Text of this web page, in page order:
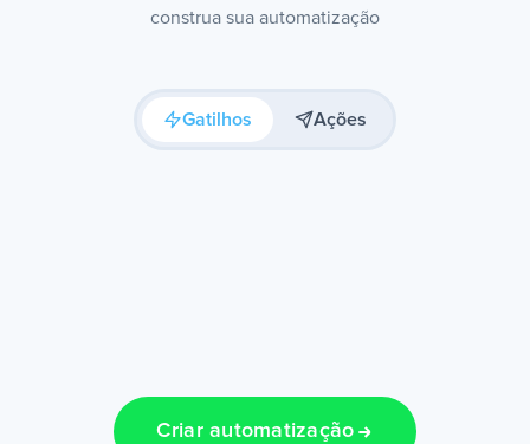
construa sua automatização
Gatilhos Ações
Criar automatização